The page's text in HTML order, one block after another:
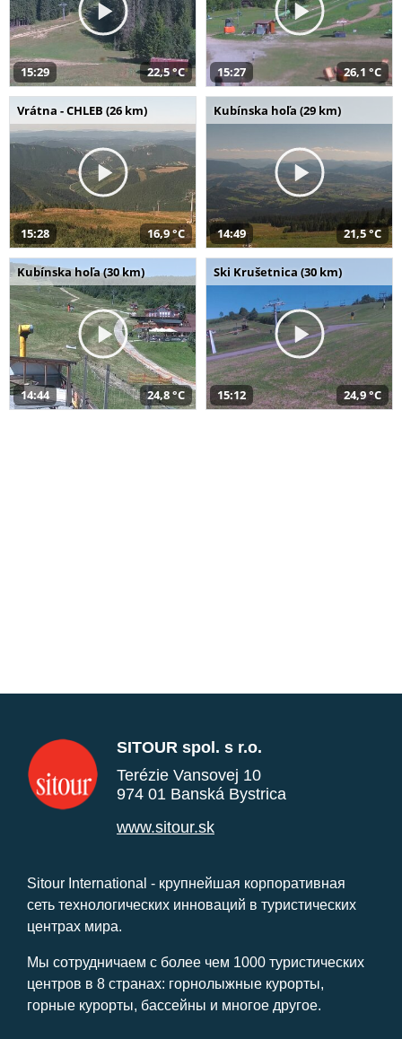
15:29 22,5 °C 15:27 26,1 °C
Vrátna - CHLEB (26 km)
15:28 16,9 °C
Kubínska hoľa (29 km)
14:49 21,5 °C
Kubínska hoľa (30 km)
14:44 24,8 °C
Ski Krušetnica (30 km)
15:12 24,9 °C
SITOUR spol. s r.o.
Terézie Vansovej 10
974 01 Banská Bystrica
www.sitour.sk
Sitour International - крупнейшая корпоративная
сеть технологических инноваций в туристических
центрах мира.
Мы сотрудничаем с более чем 1000 туристических
центров в 8 странах: горнолыжные курорты,
горные курорты, бассейны и многое другое.